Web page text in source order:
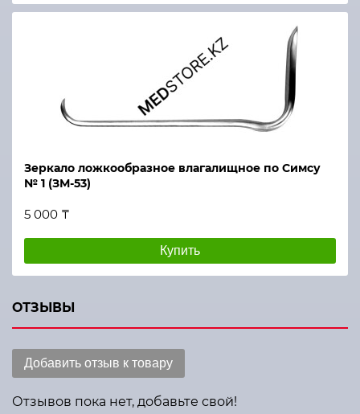
Зеркало ложкообразное влагалищное по Симсу
№ 1 (ЗМ-53)
5 000 ₸
Купить
ОТЗЫВЫ
Добавить отзыв к товару
Отзывов пока нет, добавьте свой!